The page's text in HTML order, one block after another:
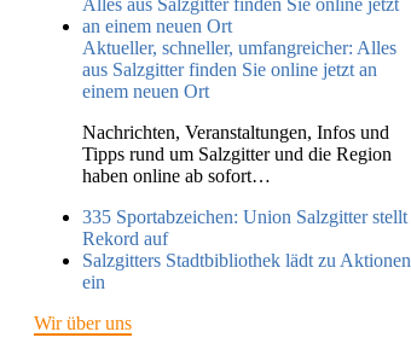
Aktueller, schneller, umfangreicher: Alles
aus Salzgitter finden Sie online jetzt an
einem neuen Ort
Nachrichten, Veranstaltungen, Infos und
Tipps rund um Salzgitter und die Region
haben online ab sofort…
335 Sportabzeichen: Union Salzgitter stellt
Rekord auf
Salzgitters Stadtbibliothek lädt zu Aktionen
ein
Wir über uns